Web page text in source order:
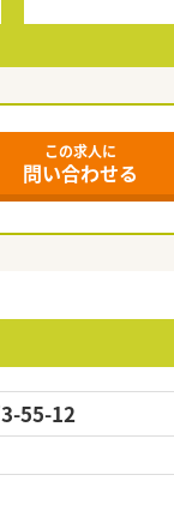
この求人に
問い合わせる
55-12